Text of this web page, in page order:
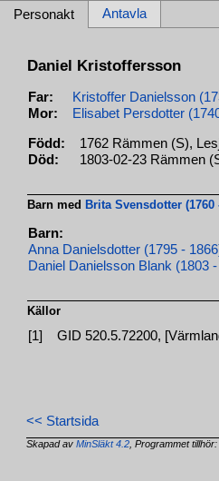
Personakt Antavla
Daniel Kristoffersson
Far:
Kristoffer Danielsson
Mor:
Elisabet Persdotter
Född:
1762 Rämmen (S),
Död:
1803-02-23 Rämmen
Barn med Brita Svensdotter (1760
Barn:
Anna Danielsdotter (1795 -
Daniel Danielsson Blank (1803
Källor
[1] GID 520.5.72200,
<< Startsida
Skapad avMinSläkt 4.2 , Programmet